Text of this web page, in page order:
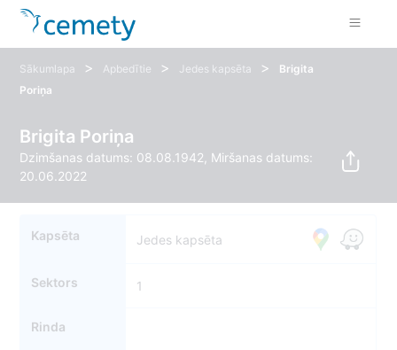
Sākumlapa > Apbedītie > Jedes kapsēta >
Brigita
Poriņa
Brigita Poriņa
Dzimšanas datums: 08.08.1942, Miršanas datums:
20.06.2022
Kapsēta Jedes kapsēta
Sektors 1
Rinda